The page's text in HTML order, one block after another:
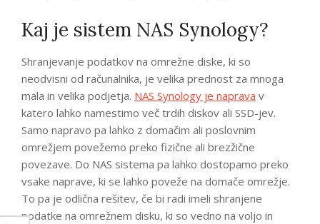
Kaj je sistem NAS Synology?
Shranjevanje podatkov na omrežne diske, ki so
neodvisni od računalnika, je velika prednost za mnoga
mala in velika podjetja. NAS Synology je naprava v
katero lahko namestimo več trdih diskov ali SSD-jev.
Samo napravo pa lahko z domačim ali poslovnim
omrežjem povežemo preko fizične ali brezžične
povezave. Do NAS sistema pa lahko dostopamo preko
vsake naprave, ki se lahko poveže na domače omrežje.
To pa je odlična rešitev, če bi radi imeli shranjene
podatke na omrežnem disku, ki so vedno na voljo in